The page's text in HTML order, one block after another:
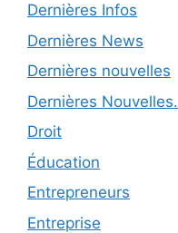
Dernières Infos
Dernières News
Dernières nouvelles
Dernières Nouvelles.
Droit
Éducation
Entrepreneurs
Entreprise